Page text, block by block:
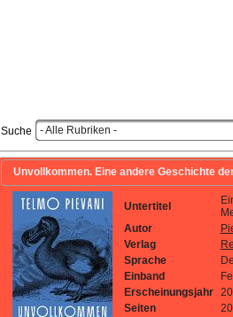
Suche - Alle Rubriken -
Unvollkommen. Eine andere Geschichte
Untertitel
Autor
Verlag
Sprache
Einband
Erscheinungsjahr
Seiten